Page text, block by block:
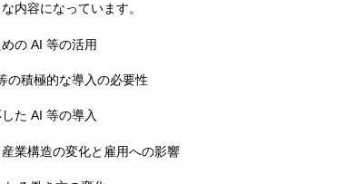
内容になっています。
の AI 等の活用
の積極的な導入の必要性
た AI 等の導入
業構造の変化と雇用への影響